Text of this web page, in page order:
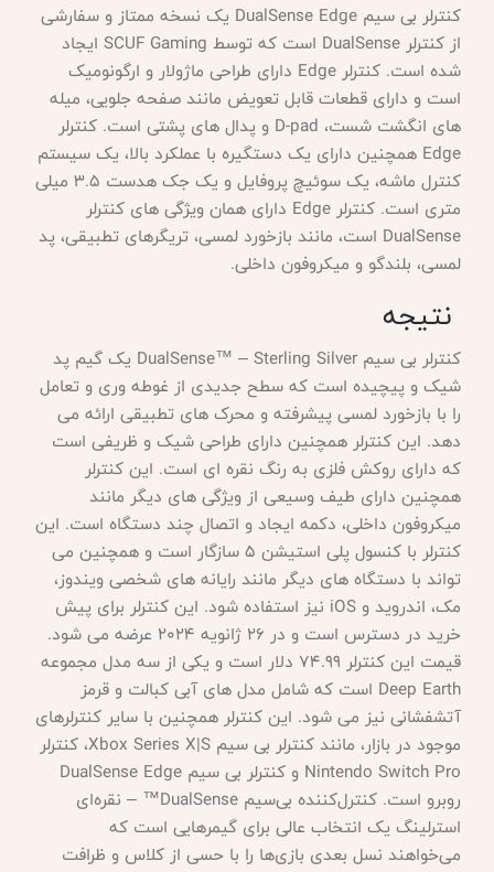
کنترلر بی سیم
DualSense Edge یک نسخه ممتاز و سفارشی
از کنترلر DualSense است که توسط SCUF Gaming ایجاد
شده است. کنترلر Edge دارای طراحی ماژولار و ارگونومیک
است و دارای قطعات قابل تعویض مانند صفحه جلویی، میله
های انگشت شست، D-pad و پدال های پشتی است. کنترلر
Edge همچنین دارای یک دستگیره با عملکرد بالا، یک سیستم
کنترل ماشه، یک سوئیچ پروفایل و یک جک هدست 3.5 میلی
متری است. کنترلر Edge دارای همان ویژگی های کنترلر
DualSense است، مانند بازخورد لمسی، تریگرهای تطبیقی، پد
لمسی، بلندگو و میکروفون داخلی.
نتیجه
کنترلر بی سیم
DualSense™ – Sterling Silver یک گیم پد
شیک و پیچیده است که سطح جدیدی از غوطه وری و تعامل
را با بازخورد لمسی پیشرفته و محرک های تطبیقی ارائه می
دهد. این کنترلر همچنین دارای طراحی شیک و ظریفی است
که دارای روکش فلزی به رنگ نقره ای است. این کنترلر
همچنین دارای طیف وسیعی از ویژگی های دیگر مانند
میکروفون داخلی، دکمه ایجاد و اتصال چند دستگاه است. این
کنترلر با کنسول پلی استیشن 5 سازگار است و همچنین می
تواند با دستگاه های دیگر مانند رایانه های شخصی ویندوز،
مک، اندروید و iOS نیز استفاده شود. این کنترلر برای پیش
خرید در دسترس است و در 26 ژانویه 2024 عرضه می شود.
قیمت این کنترلر 74.99 دلار است و یکی از سه مدل مجموعه
Deep Earth است که شامل مدل های آبی کبالت و قرمز
آتشفشانی نیز می شود. این کنترلر همچنین با سایر کنترلرهای
موجود در بازار، مانند کنترلر بی سیم Xbox Series X|S، کنترلر
Nintendo Switch Pro و کنترلر بی سیم DualSense Edge
روبرو است. کنترل‌کننده بی‌سیم DualSense™ – نقره‌ای
استرلینگ یک انتخاب عالی برای گیمرهایی است که
می‌خواهند نسل بعدی بازی‌ها را با حسی از کلاس و ظرافت